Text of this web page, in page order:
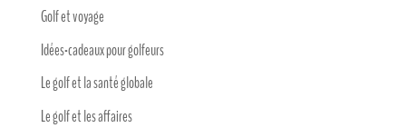
Golf et voyage
Idées-cadeaux pour golfeurs
Le golf et la santé globale
Le golf et les affaires